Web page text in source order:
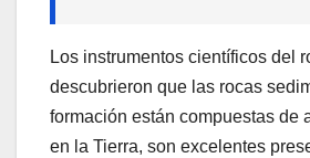
Los instrumentos científicos del
descubrieron que las rocas
formación están compuestas de
en la Tierra, son excelentes